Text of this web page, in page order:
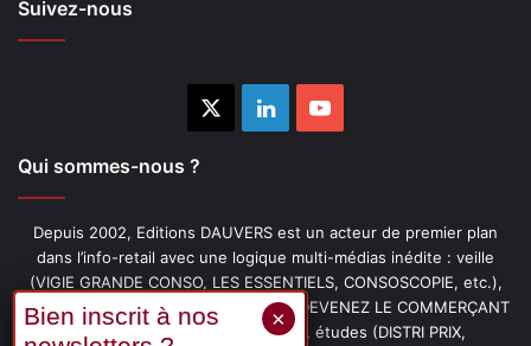
Suivez-nous
LinkedinYouTube
Qui sommes-nous ?
Depuis 2002, Editions DAUVERS est un acteur de premier plan
dans l’info-retail avec une logique multi-médias inédite : veille
(VIGIE GRANDE CONSO, LES ESSENTIELS, CONSOSCOPIE, etc.),
livres (PENSER-CLIENT, IMAGE-PRIX, DEVENEZ LE COMMERÇANT
PRÉFÉRÉ DE VOS CLIENTS, etc.), études (DISTRI PRIX,